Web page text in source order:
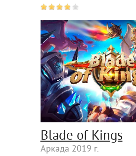
Blade of Kings
Аркада 2019 г.